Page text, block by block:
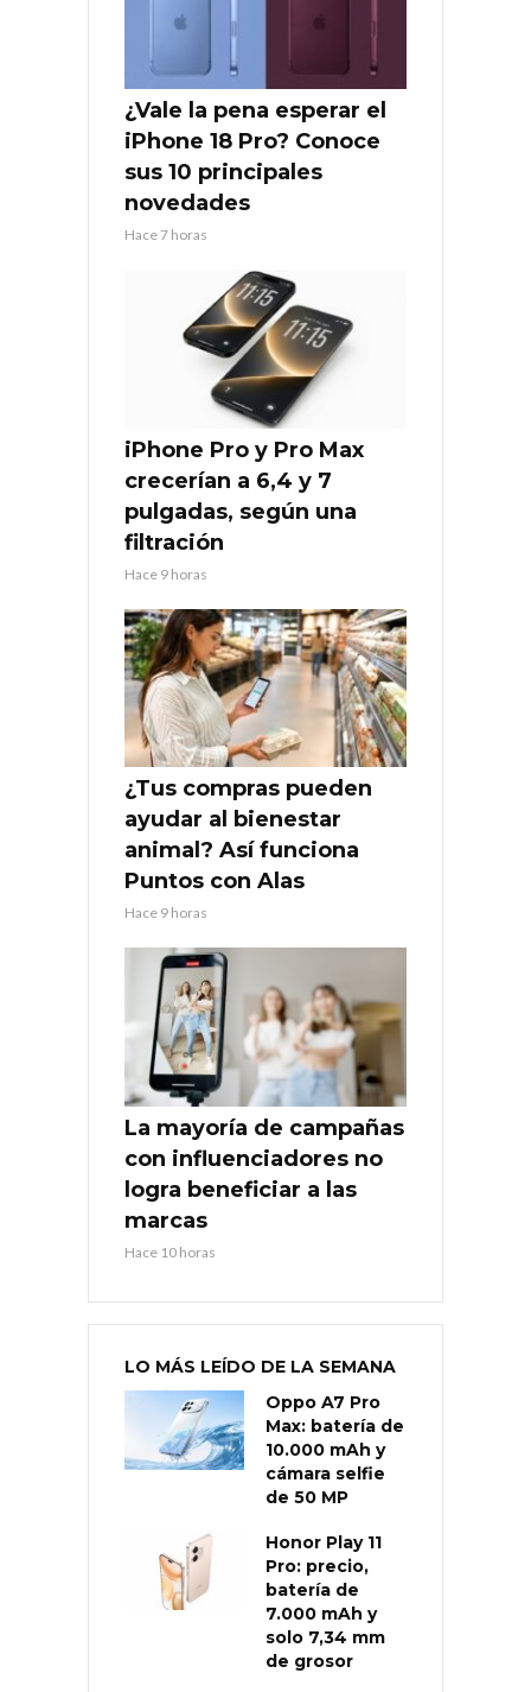
¿Vale la pena esperar el
iPhone 18 Pro? Conoce
sus 10 principales
novedades
Hace 7 horas
iPhone Pro y Pro Max
crecerían a 6,4 y 7
pulgadas, según una
filtración
Hace 9 horas
¿Tus compras pueden
ayudar al bienestar
animal? Así funciona
Puntos con Alas
Hace 9 horas
La mayoría de campañas
con influenciadores no
logra beneficiar a las
marcas
Hace 10 horas
LO MÁS LEÍDO DE LA SEMANA
Oppo A7 Pro
Max: batería de
10.000 mAh y
cámara selfie
de 50 MP
Honor Play 11
Pro: precio,
batería de
7.000 mAh y
solo 7,34 mm
de grosor